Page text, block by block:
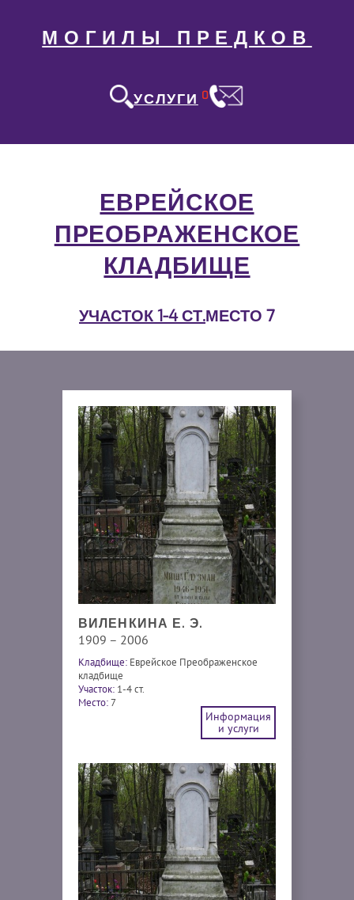
МОГИЛЫ ПРЕДКОВ
УСЛУГИ 0
ЕВРЕЙСКОЕ
ПРЕОБРАЖЕНСКОЕ
КЛАДБИЩЕ
УЧАСТОК 1-4 СТ.МЕСТО 7
ВИЛЕНКИНА Е. Э.
1909 – 2006
Кладбище: Еврейское Преображенское
кладбище
Участок: 1-4 ст.
Место:7
Информация
и услуги